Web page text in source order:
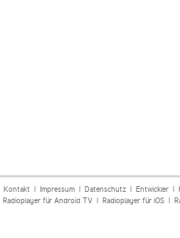
Kontakt| Impressum| Datenschutz| Entwickler|
Radioplayer für Android TV| Radioplayer für iOS|